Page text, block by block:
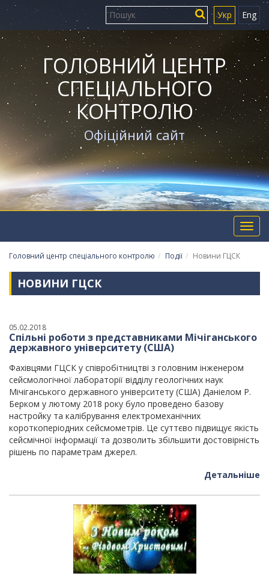
Укр Eng
ГОЛОВНИЙ ЦЕНТР
СПЕЦІАЛЬНОГО
КОНТРОЛЮ
Офіційний сайт
Головний центр спеціального контролю Події Новини ГЦСК
НОВИНИ ГЦСК
05.02.2018
Спільні роботи з представниками Мічіганського
державного університету (США)
Фахівцями ГЦСК у співробітництві з головним інженером
сейсмологічної лабораторії відділу геологічних наук
Мічіганського державного університету (США) Даніелом Р.
Берком у лютому 2018 року було проведено базову
настройку та калібрування електромеханічних
короткоперіодних сейсмометрів. Це суттєво підвищує якість
сейсмічної інформації та дозволить збільшити достовірність
рішень по параметрам джерел.
Детальніше